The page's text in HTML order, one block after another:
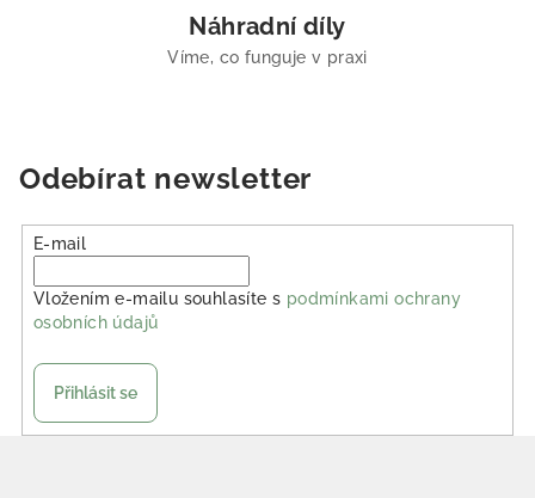
Náhradní díly
Víme, co funguje v praxi
Odebírat newsletter
E-mail
Vložením e-mailu souhlasíte s podmínkami ochrany
osobních údajů
Přihlásit se